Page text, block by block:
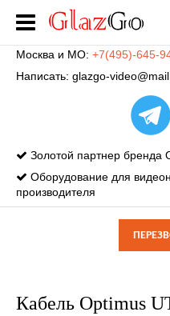
Москва и МО: +7(495)-645-
Написать: glazgo-
Золотой партнер бренда
Оборудование для
производителя
Кабель Optimus